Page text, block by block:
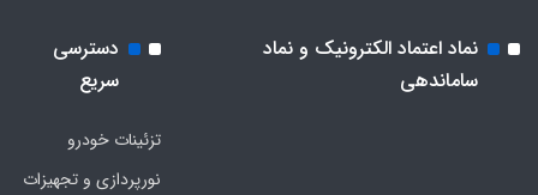
نماد اعتماد الکترونیک و نماد
ساماندهی
دسترسی
سریع
تزئینات خودرو
نورپردازی و تجهیزات